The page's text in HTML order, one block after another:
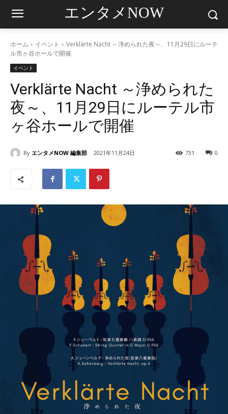
エンタメNOW
ホーム イベント
Verklärte Nacht ～浄められた夜～、11月29日にルーテ
ル市ヶ谷ホールで開催
イベント
Verklärte Nacht ～浄められた
夜～、11月29日にルーテル市
ヶ谷ホールで開催
By エンタメNOW 編集部 2021年11月24日 0
731